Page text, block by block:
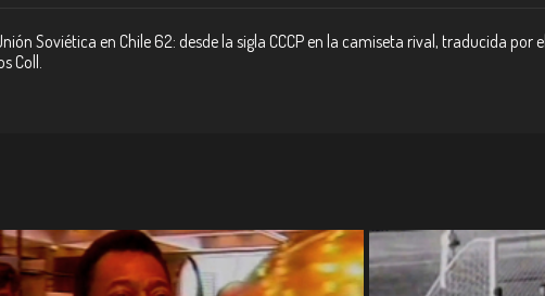
Soviética en Chile 62: desde la sigla CCCP en la camiseta rival, traducida por
Coll.